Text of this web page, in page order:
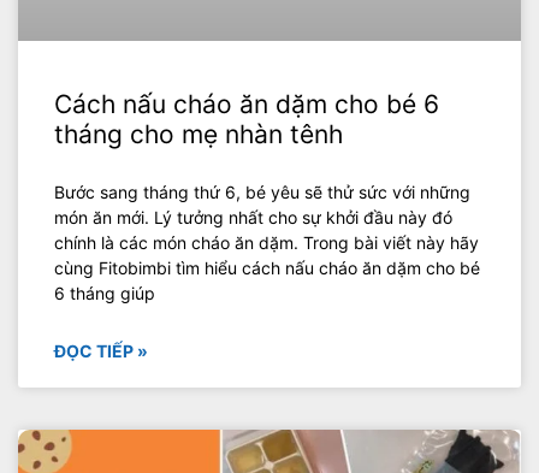
Cách nấu cháo ăn dặm cho bé 6
tháng cho mẹ nhàn tênh
Bước sang tháng thứ 6, bé yêu sẽ thử sức với những
món ăn mới. Lý tưởng nhất cho sự khởi đầu này đó
chính là các món cháo ăn dặm. Trong bài viết này hãy
cùng Fitobimbi tìm hiểu cách nấu cháo ăn dặm cho bé
6 tháng giúp
ĐỌC TIẾP »